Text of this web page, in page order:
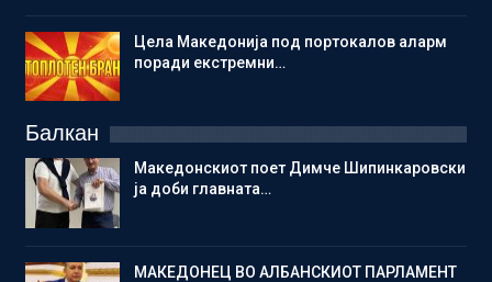
Цела Македонија под портокалов аларм
поради екстремни…
Балкан
Македонскиот поет Димче Шипинкаровски
ја доби главната…
МАКЕДОНЕЦ ВО АЛБАНСКИОТ ПАРЛАМЕНТ